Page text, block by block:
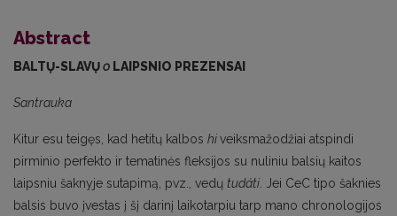
Abstract
BALTŲ-SLAVŲo LAIPSNIO PREZENSAI
Santrauka
Kitur esu teigęs, kad hetitų kalbos hiveiksmažodžiai atspindi
pirminio perfekto ir tematinės fleksijos su nuliniu balsių kaitos
laipsniu šaknyje sutapimą, pvz., vedų tudáti. Jei CeC tipo šaknies
balsis buvo įvestas į šį darinį laikotarpiu tarp mano chronologijos